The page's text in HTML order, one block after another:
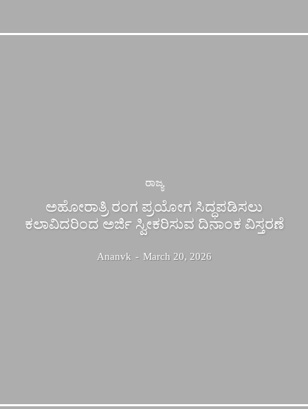
ರಾಜ್ಯ
ಅಹೋರಾತ್ರಿ ರಂಗ ಪ್ರಯೋಗ ಸಿದ್ಧಪಡಿಸಲು
ಕಲಾವಿದರಿಂದ ಅರ್ಜಿ ಸ್ವೀಕರಿಸುವ ದಿನಾಂಕ ವಿಸ್ತರಣೆ
Ananvk - March 20, 2026